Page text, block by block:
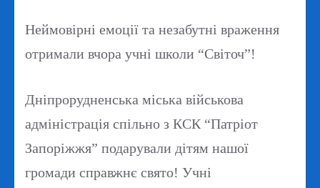
Неймовірні емоції та незабутні враження
отримали вчора учні школи “Світоч”!
Дніпрорудненська міська військова
адміністрація спільно з КСК “Патріот
Запоріжжя” подарували дітям нашої
громади справжнє свято! Учні